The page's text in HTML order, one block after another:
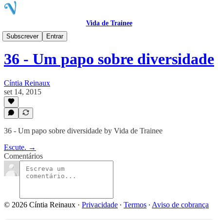
Vida de Trainee
Subscrever
Entrar
VTcast
36 - Um papo sobre diversidade
Cíntia Reinaux
set 14, 2015
36 - Um papo sobre diversidade by Vida de Trainee
Escute. →
Comentários
© 2026 Cíntia Reinaux · Privacidade ∙ Termos ∙ Aviso de cobrança